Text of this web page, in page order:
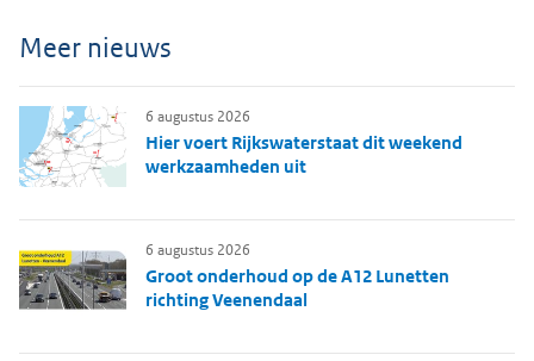
Meer nieuws
Hier voert Rijkswaterstaat dit weekend
werkzaamheden uit
6 augustus 2026
Groot onderhoud op de A12 Lunetten
richting Veenendaal
6 augustus 2026